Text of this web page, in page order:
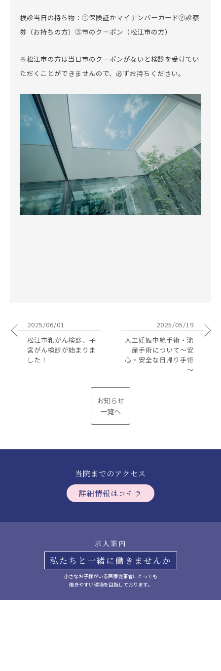
検診当日の持ち物：①保険証かマイナンバーカード②診察
券（お持ちの方）③市のクーポン（松江市の方）
※松江市の方は当日市のクーポンがないと検診を受けてい
ただくことができませんので、必ずお持ちください。
2025/06/01
松江市乳がん検診、子
宮がん検診が始まりま
した！
お知らせ
一覧へ
2025/05/19
人工妊娠中絶手術・流
産手術について～安
心・安全な日帰り手術
～
当院までのアクセス
詳細情報はコチラ
求人案内
私たちと一緒に働きませんか
小さなお子様がいる医療従事者にとっても
働きやすい環境を目指しております。